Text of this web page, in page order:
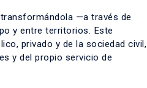
—a través de
y entre territorios. Este
privado y de la sociedad civil,
y del propio servicio de